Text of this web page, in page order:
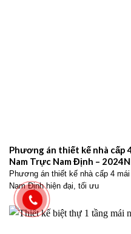
Phương án thiết kế nhà cấp
Nam Trực Nam Định –
Phương án thiết kế nhà cấp 4
Nam Định hiện đại, tối ưu